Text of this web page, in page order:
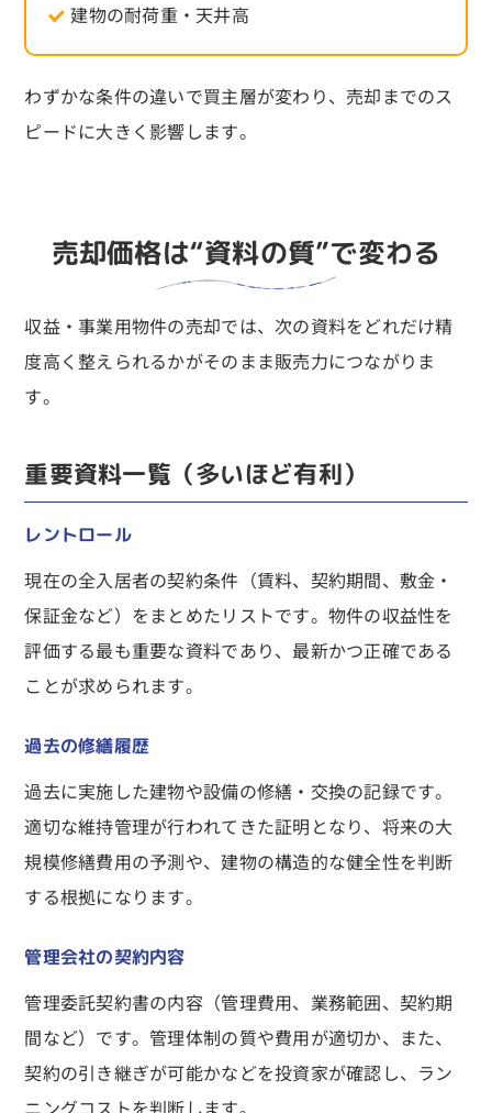
建物の耐荷重・天井高
わずかな条件の違いで買主層が変わり、売却までのス
ピードに大きく影響します。
売却価格は“資料の質”で変わる
収益・事業用物件の売却では、次の資料をどれだけ精
度高く整えられるかがそのまま販売力につながりま
す。
重要資料一覧（多いほど有利）
レントロール
現在の全入居者の契約条件（賃料、契約期間、敷金・
保証金など）をまとめたリストです。物件の収益性を
評価する最も重要な資料であり、最新かつ正確である
ことが求められます。
過去の修繕履歴
過去に実施した建物や設備の修繕・交換の記録です。
適切な維持管理が行われてきた証明となり、将来の大
規模修繕費用の予測や、建物の構造的な健全性を判断
する根拠になります。
管理会社の契約内容
管理委託契約書の内容（管理費用、業務範囲、契約期
間など）です。管理体制の質や費用が適切か、また、
契約の引き継ぎが可能かなどを投資家が確認し、ラン